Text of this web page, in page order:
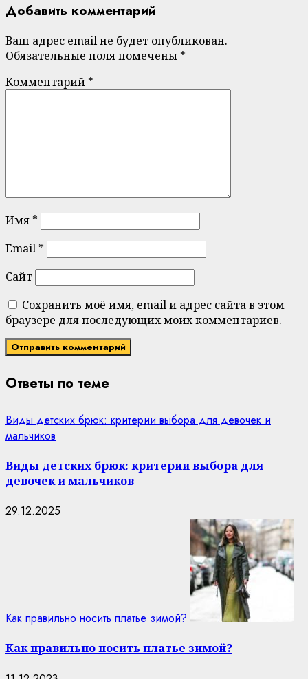
Добавить комментарий
Ваш адрес email не будет опубликован.
Обязательные поля помечены *
Комментарий *
Имя *
Email *
Сайт
Сохранить моё имя, email и адрес сайта в этом
браузере для последующих моих комментариев.
Ответы по теме
Виды детских брюк: критерии выбора для девочек и
мальчиков
Виды детских брюк: критерии выбора для
девочек и мальчиков
29.12.2025
Как правильно носить платье зимой?
Как правильно носить платье зимой?